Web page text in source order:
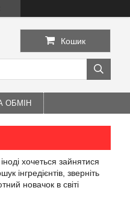
Кошик
ОБМІН
хочеться зайнятися
інгредієнтів, зверніть
новачок в світі